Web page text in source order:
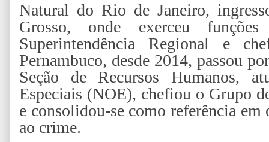
Natural do Rio de Janeiro,
Grosso, onde exerceu
Superintendência Regional e
Pernambuco, desde 2014, passou
Seção de Recursos Humanos,
Especiais (NOE), chefiou o Grupo
e consolidou-se como referência em
ao crime.